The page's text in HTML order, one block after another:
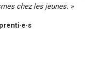
chez les jeunes. »